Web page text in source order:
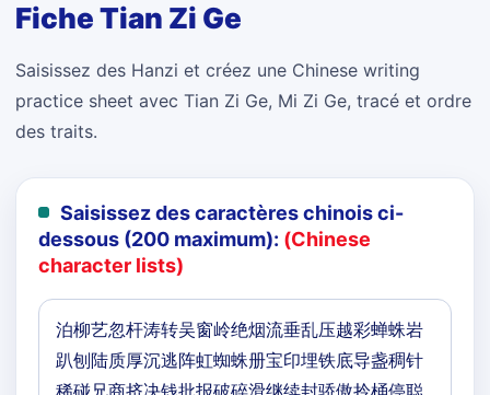
Fiche Tian Zi Ge
Saisissez des Hanzi et créez une Chinese writing
practice sheet avec Tian Zi Ge, Mi Zi Ge, tracé et ordre
des traits.
Saisissez des caractères chinois ci-
dessous (200 maximum): (Chinese
character lists)